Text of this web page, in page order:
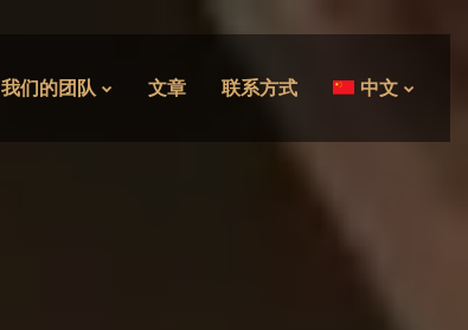
我们的团队 文章 联系方式 中文